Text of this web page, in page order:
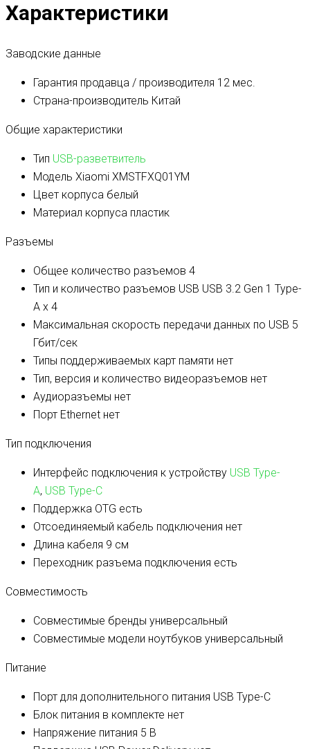
Характеристики
Заводские данные
Гарантия продавца / производителя 12 мес.
Страна-производитель Китай
Общие характеристики
Тип USB-разветвитель
Модель Xiaomi XMSTFXQ01YM
Цвет корпуса белый
Материал корпуса пластик
Разъемы
Общее количество разъемов 4
Тип и количество разъемов USB USB 3.2 Gen 1 Type-
A х 4
Максимальная скорость передачи данных по USB 5
Гбит/сек
Типы поддерживаемых карт памяти нет
Тип, версия и количество видеоразъемов нет
Аудиоразъемы нет
Порт Ethernet нет
Тип подключения
Интерфейс подключения к устройству USB Type-
A, USB Type-C
Поддержка OTG есть
Отсоединяемый кабель подключения нет
Длина кабеля 9 см
Переходник разъема подключения есть
Совместимость
Совместимые бренды универсальный
Совместимые модели ноутбуков универсальный
Питание
Порт для дополнительного питания USB Type-C
Блок питания в комплекте нет
Напряжение питания 5 В